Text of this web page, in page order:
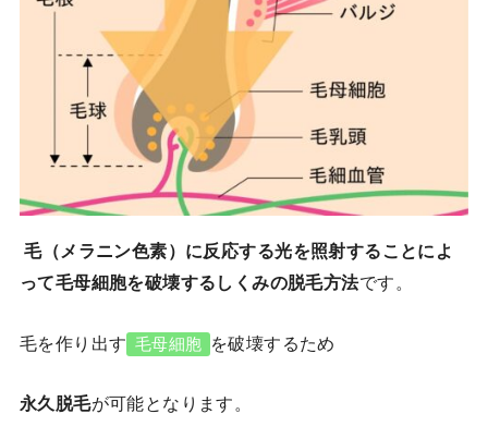
毛（メラニン色素）に反応する光を照射することによ
って毛母細胞を破壊するしくみの脱毛方法です。
毛を作り出す 毛母細胞 を破壊するため
永久脱毛が可能となります。